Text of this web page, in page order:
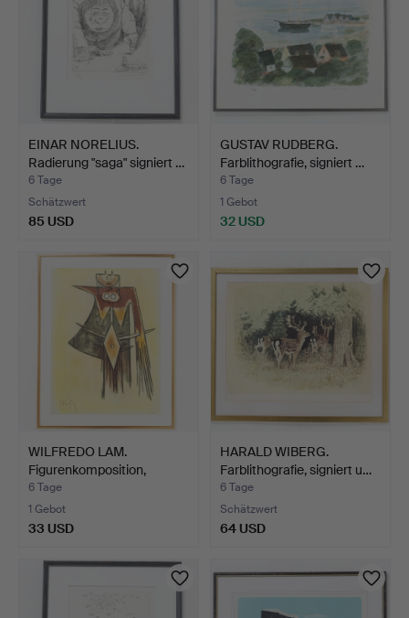
EINAR NORELIUS.
Radierung "saga" signiert …
6 Tage
Schätzwert
85 USD
GUSTAV RUDBERG.
Farblithografie, signiert …
6 Tage
1 Gebot
32 USD
WILFREDO LAM.
Figurenkomposition,
Farblith…
6 Tage
1 Gebot
33 USD
HARALD WIBERG.
Farblithografie, signiert u…
6 Tage
Schätzwert
64 USD